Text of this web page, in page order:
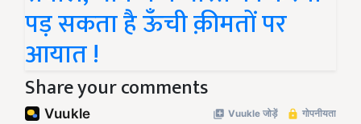
पड़ सकता है ऊँची क़ीमतों पर
आयात !
Share your comments